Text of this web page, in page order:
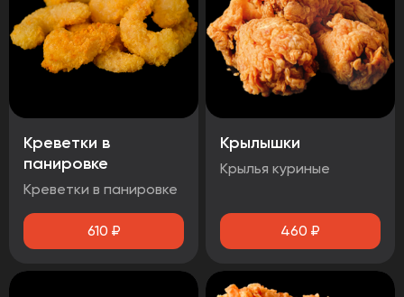
Креветки в
панировке
Креветки в панировке
610 ₽
Крылышки
Крылья куриные
460 ₽